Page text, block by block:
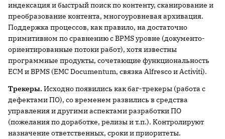
индексация и быстрый поиск по контенту, сканирование и
преобразование контента, многоуровневая архивация.
Поддержка процессов, как правило, на достаточно
примитивном по сравнению с BPMS уровне (документо-
ориентированные потоки работ), хотя известны
программные продукты, сочетающие функциональность
ECM и BPMS (EMC Documentum, связка Alfresco и Activiti).
Трекеры. Исходно появились как баг-трекеры (работа с
дефектами ПО), со временем развились в средства
управления и другими аспектами разработки ПО
(пожелания по доработке, релизы и т.п.). Контролируют
назначение ответственных, сроки и приоритеты.